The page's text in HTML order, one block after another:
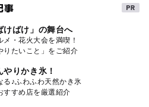
事
けばけ」の舞台へ
メ・花火大会を満喫！
りたいこと」をご紹介
りかき氷！
る♪ふわふわ天然かき氷
すすめ店を厳選紹介